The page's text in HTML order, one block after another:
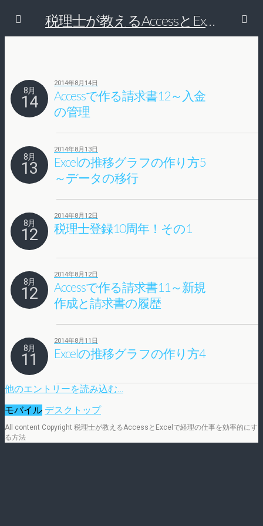
税理士が教えるAccessとExcelで経理の仕事を効率的にする方法
8月
14
2014年8月14日
Accessで作る請求書12～入金
の管理
8月
13
2014年8月13日
Excelの推移グラフの作り方5
～データの移行
8月
12
2014年8月12日
税理士登録10周年！その1
8月
12
2014年8月12日
Accessで作る請求書11～新規
作成と請求書の履歴
8月
11
2014年8月11日
Excelの推移グラフの作り方4
他のエントリーを読み込む…
モバイル デスクトップ
All content Copyright 税理士が教えるAccessとExcelで経理の仕事を効率的にす
る方法